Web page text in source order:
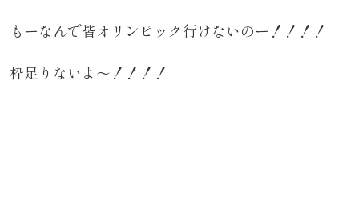
もーなんで皆オリンピック行けないのー！！！！
枠足りないよ～！！！！